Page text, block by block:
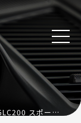
メルセデスベンツ GLC200 スポーツ 正規ディーラー車で上質SUVライフ【新入庫紹介】